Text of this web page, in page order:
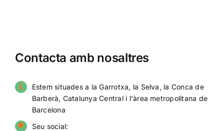
Contacta amb nosaltres
Estem situades a la Garrotxa, la Selva, la Conca de
Barberà, Catalunya Central i l'àrea metropolitana de
Barcelona
Seu social: